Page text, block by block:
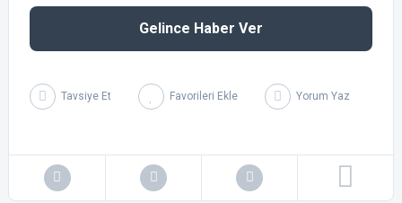
Gelince Haber Ver
Tavsiye Et Yorum Yaz